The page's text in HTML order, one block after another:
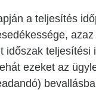
a teljesítés
időszak
ezeket az